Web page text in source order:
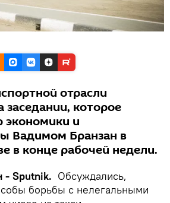
отрасли
заседании, которое
экономики и
Вадимом Бранзан в
в конце рабочей недели.
Sputnik. Обсуждались,
борьбы с нелегальными